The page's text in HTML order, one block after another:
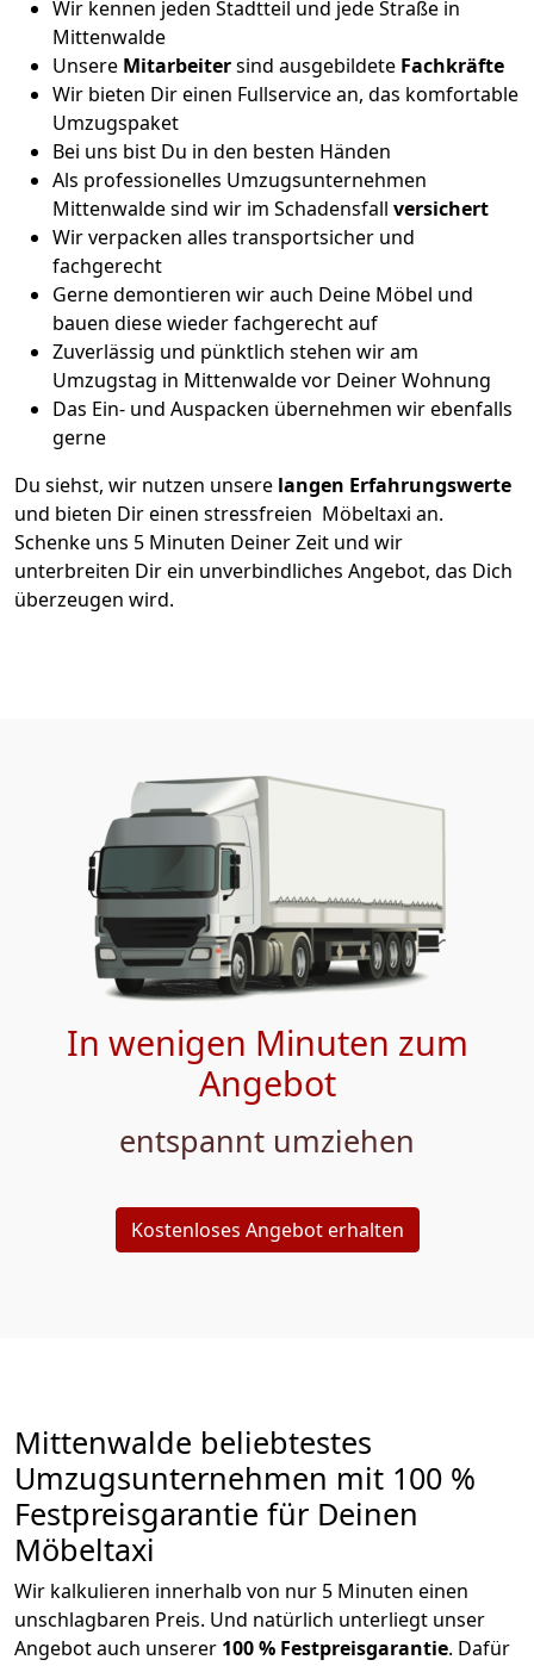
Wir kennen jeden Stadtteil und jede Straße in
Mittenwalde
Unsere Mitarbeitersind ausgebildete Fachkräfte
Wir bieten Dir einen Fullservice an, das komfortable
Umzugspaket
Bei uns bist Du in den besten Händen
Als professionelles Umzugsunternehmen
Mittenwalde sind wir im Schadensfall versichert
Wir verpacken alles transportsicher und
fachgerecht
Gerne demontieren wir auch Deine Möbel und
bauen diese wieder fachgerecht auf
Zuverlässig und pünktlich stehen wir am
Umzugstag in Mittenwalde vor Deiner Wohnung
Das Ein- und Auspacken übernehmen wir ebenfalls
gerne
Du siehst, wir nutzen unsere langen Erfahrungswerte
und bieten Dir einen stressfreien Möbeltaxi an.
Schenke uns 5 Minuten Deiner Zeit und wir
unterbreiten Dir ein unverbindliches Angebot, das Dich
überzeugen wird.
In wenigen Minuten zum
Angebot
entspannt umziehen
Kostenloses Angebot erhalten
Mittenwalde beliebtestes
Umzugsunternehmen mit 100 %
Festpreisgarantie für Deinen
Möbeltaxi
Wir kalkulieren innerhalb von nur 5 Minuten einen
unschlagbaren Preis. Und natürlich unterliegt unser
Angebot auch unserer 100 % Festpreisgarantie. Dafür